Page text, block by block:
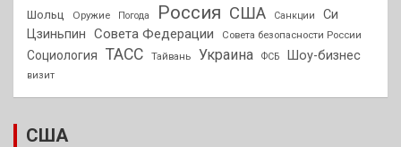
Шольц
Оружие Погода Россия США Санкции
Си
Цзиньпин Совета Федерации Совета безопасности России
Социология ТАСС Тайвань Украина ФСБ Шоу-бизнес
визит
США